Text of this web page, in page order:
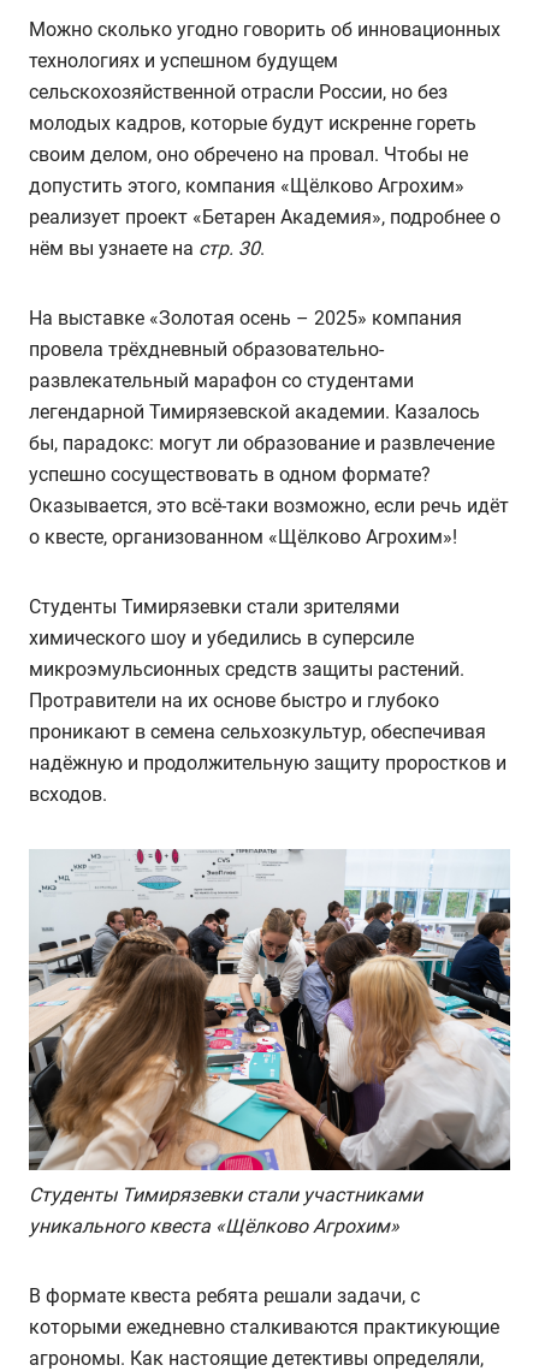
Можно сколько угодно говорить об инновационных
технологиях и успешном будущем
сельскохозяйственной отрасли России, но без
молодых кадров, которые будут искренне гореть
своим делом, оно обречено на провал. Чтобы не
допустить этого, компания «Щёлково Агрохим»
реализует проект «Бетарен Академия», подробнее о
нём вы узнаете на стр. 30.
На выставке «Золотая осень – 2025» компания
провела трёхдневный образовательно-
развлекательный марафон со студентами
легендарной Тимирязевской академии. Казалось
бы, парадокс: могут ли образование и развлечение
успешно сосуществовать в одном формате?
Оказывается, это всё-таки возможно, если речь идёт
о квесте, организованном «Щёлково Агрохим»!
Студенты Тимирязевки стали зрителями
химического шоу и убедились в суперсиле
микроэмульсионных средств защиты растений.
Протравители на их основе быстро и глубоко
проникают в семена сельхозкультур, обеспечивая
надёжную и продолжительную защиту проростков и
всходов.
Студенты Тимирязевки стали участниками
уникального квеста «Щёлково Агрохим»
В формате квеста ребята решали задачи, с
которыми ежедневно сталкиваются практикующие
агрономы. Как настоящие детективы определяли,